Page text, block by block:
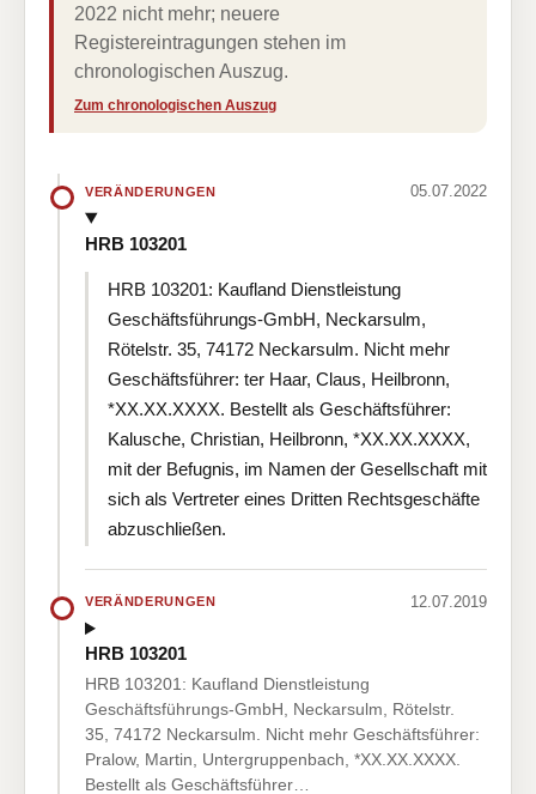
2022 nicht mehr; neuere
Registereintragungen stehen im
chronologischen Auszug.
Zum chronologischen Auszug
VERÄNDERUNGEN 05.07.2022
HRB 103201
HRB 103201: Kaufland Dienstleistung
Geschäftsführungs-GmbH, Neckarsulm,
Rötelstr. 35, 74172 Neckarsulm. Nicht mehr
Geschäftsführer: ter Haar, Claus, Heilbronn,
*XX.XX.XXXX. Bestellt als Geschäftsführer:
Kalusche, Christian, Heilbronn, *XX.XX.XXXX,
mit der Befugnis, im Namen der Gesellschaft mit
sich als Vertreter eines Dritten Rechtsgeschäfte
abzuschließen.
VERÄNDERUNGEN 12.07.2019
HRB 103201
HRB 103201: Kaufland Dienstleistung
Geschäftsführungs-GmbH, Neckarsulm, Rötelstr.
35, 74172 Neckarsulm. Nicht mehr Geschäftsführer:
Pralow, Martin, Untergruppenbach, *XX.XX.XXXX.
Bestellt als Geschäftsführer…